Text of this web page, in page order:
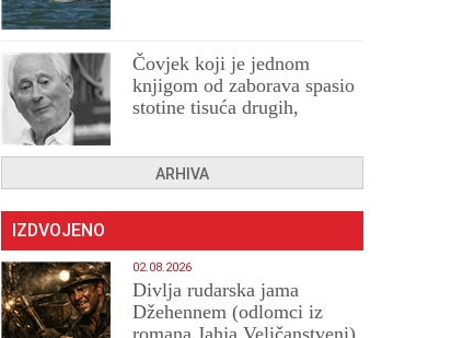
Čovjek koji je jednom
knjigom od zaborava spasio
stotine tisuća drugih,
ARHIVA
IZDVOJENO
02.08.2026
Divlja rudarska jama
Džehennem (odlomci iz
romana Jahja Veličanstveni)